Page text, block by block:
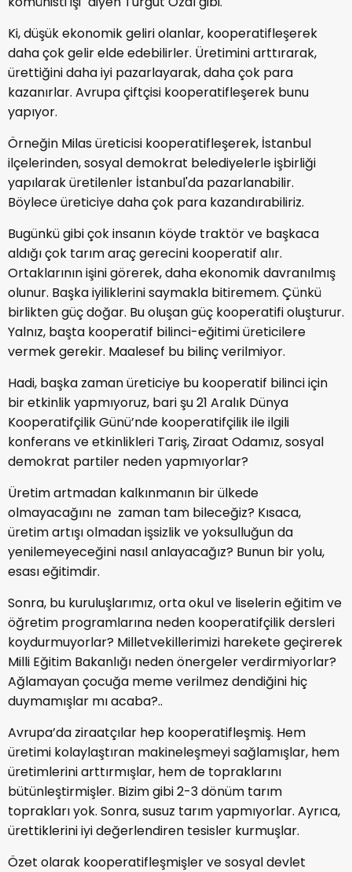
Ki, düşük ekonomik geliri olanlar, kooperatifleşerek
daha çok gelir elde edebilirler. Üretimini arttırarak,
ürettiğini daha iyi pazarlayarak, daha çok para
kazanırlar. Avrupa çiftçisi kooperatifleşerek bunu
yapıyor.
Örneğin Milas üreticisi kooperatifleşerek, İstanbul
ilçelerinden, sosyal demokrat belediyelerle işbirliği
yapılarak üretilenler İstanbul'da pazarlanabilir.
Böylece üreticiye daha çok para kazandırabiliriz.
Bugünkü gibi çok insanın köyde traktör ve başkaca
aldığı çok tarım araç gerecini kooperatif alır.
Ortaklarının işini görerek, daha ekonomik davranılmış
olunur. Başka iyiliklerini saymakla bitiremem. Çünkü
birlikten güç doğar. Bu oluşan güç kooperatifi oluşturur.
Yalnız, başta kooperatif bilinci-eğitimi üreticilere
vermek gerekir. Maalesef bu bilinç verilmiyor.
Hadi, başka zaman üreticiye bu kooperatif bilinci için
bir etkinlik yapmıyoruz, bari şu 21 Aralık Dünya
Kooperatifçilik Günü’nde kooperatifçilik ile ilgili
konferans ve etkinlikleri Tariş, Ziraat Odamız, sosyal
demokrat partiler neden yapmıyorlar?
Üretim artmadan kalkınmanın bir ülkede
olmayacağını ne zaman tam bileceğiz? Kısaca,
üretim artışı olmadan işsizlik ve yoksulluğun da
yenilemeyeceğini nasıl anlayacağız? Bunun bir yolu,
esası eğitimdir.
Sonra, bu kuruluşlarımız, orta okul ve liselerin eğitim ve
öğretim programlarına neden kooperatifçilik dersleri
koydurmuyorlar? Milletvekillerimizi harekete geçirerek
Milli Eğitim Bakanlığı neden önergeler verdirmiyorlar?
Ağlamayan çocuğa meme verilmez dendiğini hiç
duymamışlar mı acaba?..
Avrupa’da ziraatçılar hep kooperatifleşmiş. Hem
üretimi kolaylaştıran makineleşmeyi sağlamışlar, hem
üretimlerini arttırmışlar, hem de topraklarını
bütünleştirmişler. Bizim gibi 2-3 dönüm tarım
toprakları yok. Sonra, susuz tarım yapmıyorlar. Ayrıca,
ürettiklerini iyi değerlendiren tesisler kurmuşlar.
Özet olarak kooperatifleşmişler ve sosyal devlet